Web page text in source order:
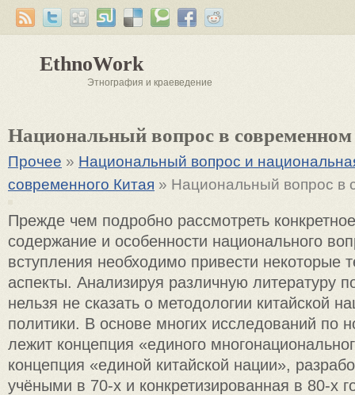
EthnoWork
Этнография и краеведение
Национальный вопрос в
Прочее » Национальный вопрос и
современного Китая » Национальный вопрос в
Прежде чем подробно рассмотреть
содержание и особенности национального
вступления необходимо привести некоторые
аспекты. Анализируя различную литературу
нельзя не сказать о методологии китайской
политики. В основе многих исследований по
лежит концепция «единого
концепция «единой китайской нации»,
учёными в 70-х и конкретизированная в 80-х